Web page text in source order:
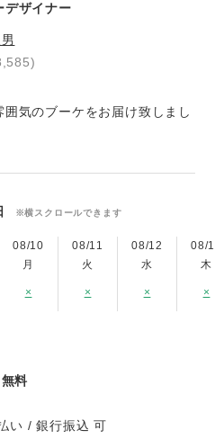
デザイナー
気のブーケをお届け致しまし
※横スクロールできます
08/10
月
×
08/11
火
×
08/12
水
×
08/
木
×
無料
い / 銀行振込 可